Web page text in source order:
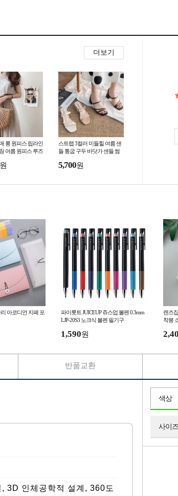
더보기
롱 원피스 립라인
여름 원피스 루즈
지룩
원
스트랩 3컬러 미들힐 여름 샌
들 통굽 구두 바닷가 샌들 썸
빅사이즈 가능
5,700원
아코디언 지폐 포
파이롯트 JUICEUP 쥬스업 볼펜 0.3mm
LJP-20S3 노크식 볼펜 필기구
1,590원
렌즈
착봉
3D 인체공학적 설계, 360도
반품교환
색상
사이즈